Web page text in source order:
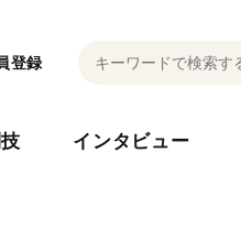
登録
インタビュー